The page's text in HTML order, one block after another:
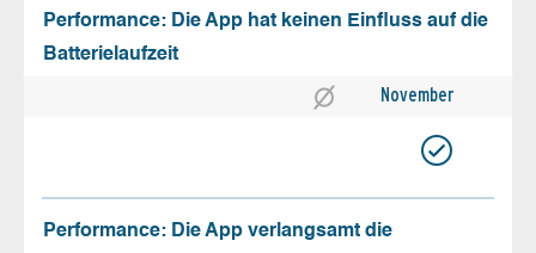
Performance: Die App hat keinen Einfluss auf die
Batterielaufzeit
November
Performance: Die App verlangsamt die